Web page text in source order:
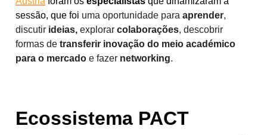
sessão, que foi uma oportunidade para aprender,
discutir ideias, explorar colaborações, descobrir
formas de transferir inovação do meio académico
para o mercado e fazer networking.
Ecossistema PACT